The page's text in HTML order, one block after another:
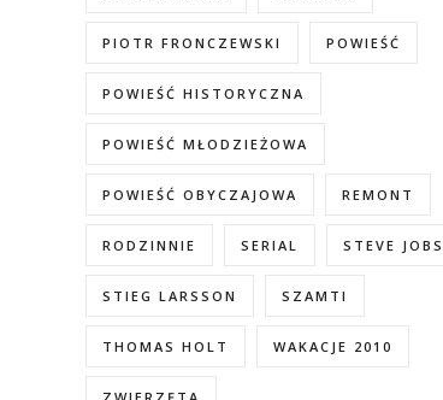
PIOTR FRONCZEWSKI POWIEŚĆ
POWIEŚĆ HISTORYCZNA
POWIEŚĆ MŁODZIEŻOWA
POWIEŚĆ OBYCZAJOWA REMONT
RODZINNIE SERIAL STEVE JOBS
STIEG LARSSON SZAMTI
THOMAS HOLT WAKACJE 2010